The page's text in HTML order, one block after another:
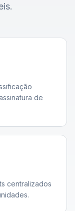
de
centralizados